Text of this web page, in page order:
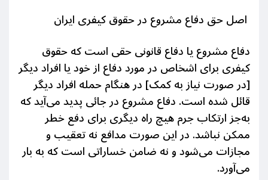
اصل حق دفاع مشروع در حقوق کیفری ایران
دفاع مشروع یا دفاع قانونی حقی است که حقوق
کیفری برای اشخاص در مورد دفاع از خود یا افراد دیگر
[در صورت نیاز به کمک] در هنگام حمله افراد دیگر
قائل شده است. دفاع مشروع در جائی پدید می‌آید که
به‌جز ارتکاب جرم هیچ راه دیگری برای دفع خطر
ممکن نباشد. در این صورت مدافع نه تعقیب و
مجازات می‌شود و نه ضامن خساراتی است که به بار
می‌آورد.